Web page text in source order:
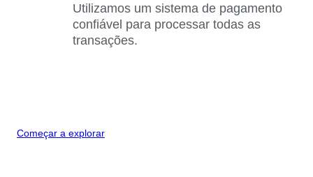
Utilizamos um sistema de pagamento
confiável para processar todas as
transações.
Começar a explorar